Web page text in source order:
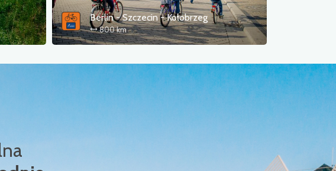
Berlin - Szczecin - Kołobrzeg
800 km